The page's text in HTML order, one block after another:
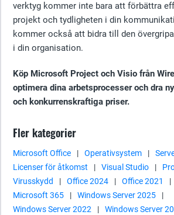
verktyg kommer inte bara att förbättra
projekt och tydligheten i din
kommer också att bidra till den
i din organisation.
Köp Microsoft Project och Visio från
optimera dina arbetsprocesser och dra
och konkurrenskraftiga priser.
Fler kategorier
Microsoft Office | Operativsystem |
Licenser för åtkomst
| Visual Studio |
Virusskydd
| Office 2024 | Office 2021 |
Microsoft 365
| Windows Server 2025
|
Windows Server 2022
| Windows Server